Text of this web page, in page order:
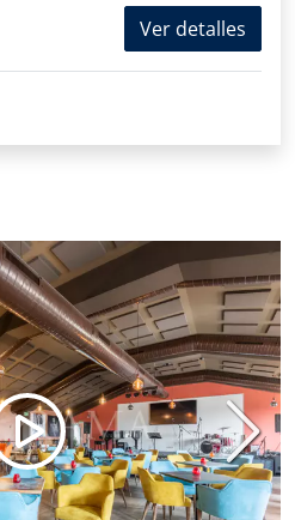
Ver detalles